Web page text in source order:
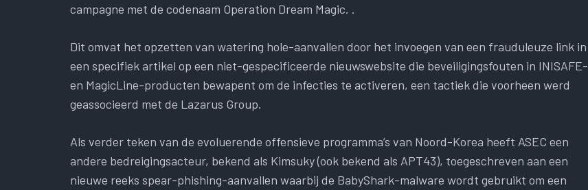
campagne met de codenaam Operation Dream Magic. .
Dit omvat het opzetten van watering hole-aanvallen door het invoegen van een frauduleuze link in
een specifiek artikel op een niet-gespecificeerde nieuwswebsite die beveiligingsfouten in INISAFE-
en MagicLine-producten bewapent om de infecties te activeren, een tactiek die voorheen werd
geassocieerd met de Lazarus Group.
Als verder teken van de evoluerende offensieve programma’s van Noord-Korea heeft ASEC een
andere bedreigingsacteur, bekend als Kimsuky (ook bekend als APT43), toegeschreven aan een
nieuwe reeks spear-phishing-aanvallen waarbij de BabyShark-malware wordt gebruikt om een ​​